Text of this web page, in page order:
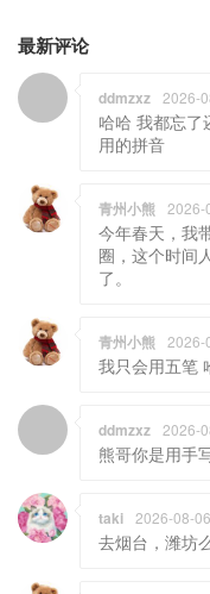
最新评论
ddmzxz 2026-
哈哈 我都忘了
用的拼音
青州小熊 2026-
今年春天，我
圈，这个时间
了。
青州小熊 2026-
我只会用五笔
ddmzxz 2026-
熊哥你是用手
taki 2026-08-
去烟台，潍坊